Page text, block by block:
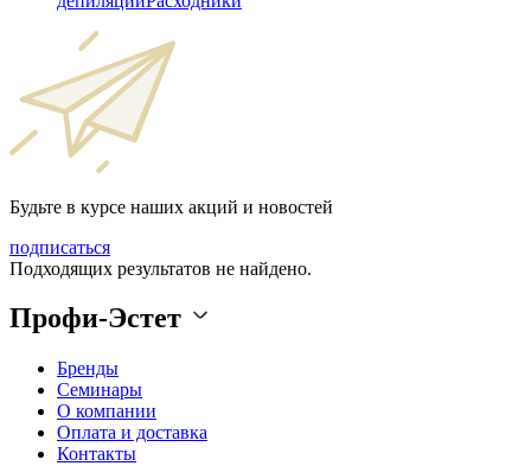
Будьте в курсе наших акций и новостей
подписаться
Подходящих результатов не найдено.
Профи-Эстет
Бренды
Семинары
О компании
Оплата и доставка
Контакты